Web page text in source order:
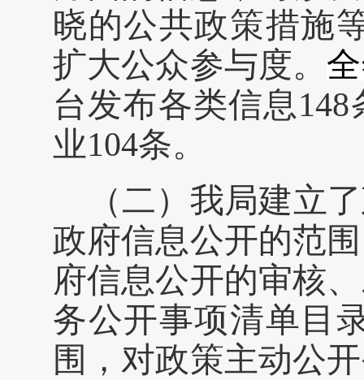
晓的公共政策措施
扩大公众参与度。
台发布各类信息148
业104条。
（二）我局建立
政府信息公开的范
府信息公开的审核
务公开事项清单 目
围，对政策主动公